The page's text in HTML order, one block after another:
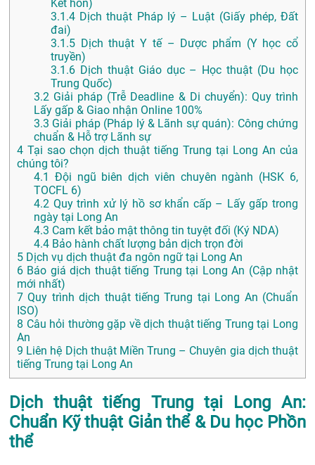
Kết hôn)
3.1.4 Dịch thuật Pháp lý – Luật (Giấy phép, Đất
đai)
3.1.5 Dịch thuật Y tế – Dược phẩm (Y học cổ
truyền)
3.1.6 Dịch thuật Giáo dục – Học thuật (Du học
Trung Quốc)
3.2 Giải pháp (Trễ Deadline & Di chuyển): Quy trình
Lấy gấp & Giao nhận Online 100%
3.3 Giải pháp (Pháp lý & Lãnh sự quán): Công chứng
chuẩn & Hỗ trợ Lãnh sự
4 Tại sao chọn dịch thuật tiếng Trung tại Long An của
chúng tôi?
4.1
Đội ngũ biên dịch viên chuyên ngành (HSK 6,
TOCFL 6)
4.2 Quy trình xử lý hồ sơ khẩn cấp – Lấy gấp trong
ngày tại Long An
4.3 Cam kết bảo mật thông tin tuyệt đối (Ký NDA)
4.4 Bảo hành chất lượng bản dịch trọn đời
5 Dịch vụ dịch thuật đa ngôn ngữ tại Long An
6 Báo giá dịch thuật tiếng Trung tại Long An (Cập nhật
mới nhất)
7 Quy trình dịch thuật tiếng Trung tại Long An (Chuẩn
ISO)
8 Câu hỏi thường gặp về dịch thuật tiếng Trung tại Long
An
9 Liên hệ Dịch thuật Miền Trung – Chuyên gia dịch thuật
tiếng Trung tại Long An
Dịch thuật tiếng Trung tại Long An:
Chuẩn Kỹ thuật Giản thể & Du học Phồn
thể